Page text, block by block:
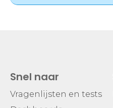
Snel naar
Vragenlijsten en tests